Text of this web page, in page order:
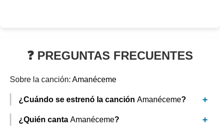
❓ PREGUNTAS FRECUENTES
Sobre la canción: Amanéceme
¿Cuándo se estrenó la canción Amanéceme?
¿Quién canta Amanéceme?